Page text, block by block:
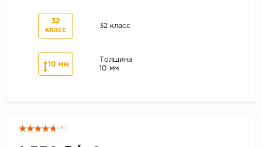
32
класс
32 класс
10 мм
Толщина
10 мм
( 8 )